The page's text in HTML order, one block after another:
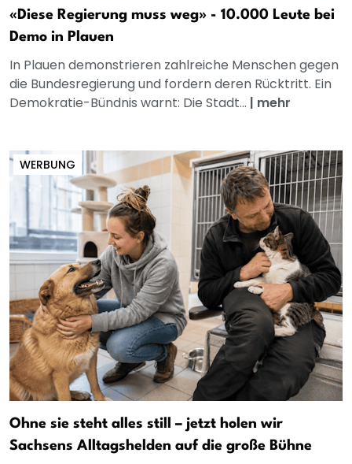
«Diese Regierung muss weg» - 10.000 Leute bei
Demo in Plauen
In Plauen demonstrieren zahlreiche Menschen gegen
die Bundesregierung und fordern deren Rücktritt. Ein
Demokratie-Bündnis warnt: Die Stadt... | mehr
WERBUNG
Ohne sie steht alles still – jetzt holen wir
Sachsens Alltagshelden auf die große Bühne